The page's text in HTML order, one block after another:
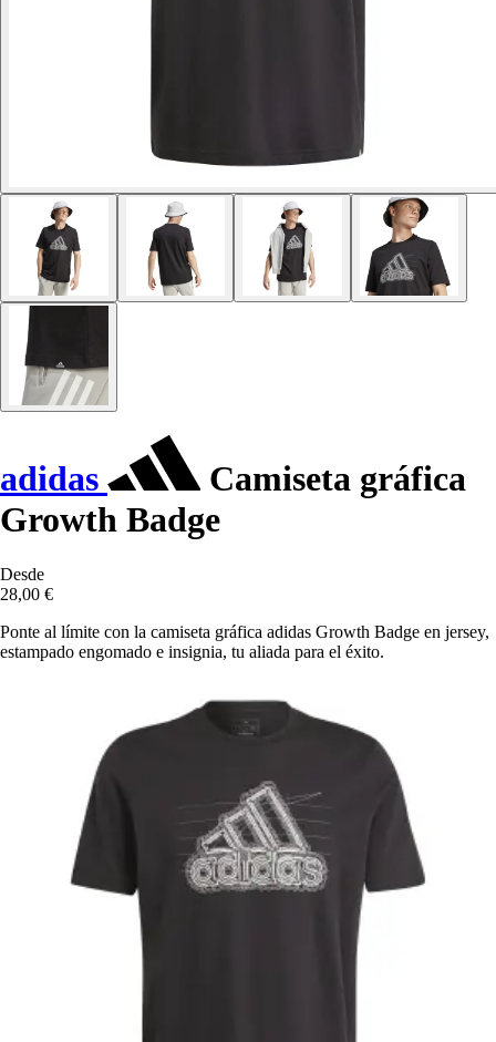
adidas
Camiseta gráfica
Growth Badge
Desde
28,00 €
Ponte al límite con la camiseta gráfica adidas Growth Badge en jersey,
estampado engomado e insignia, tu aliada para el éxito.